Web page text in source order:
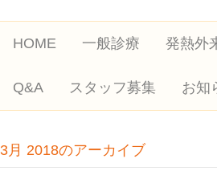
HOME 一般診療 発熱外
Q&A スタッフ募集 お知
3月 2018のアーカイブ